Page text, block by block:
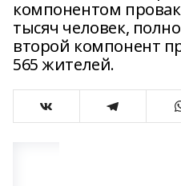
компонентом
тысяч человек,
второй компонент
565 жителей.